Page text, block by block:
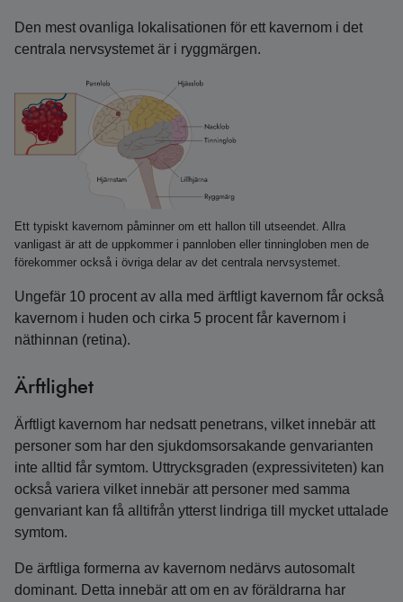
Den mest ovanliga lokalisationen för ett kavernom i det
centrala nervsystemet är i ryggmärgen.
Ett typiskt kavernom påminner om ett hallon till utseendet. Allra
vanligast är att de uppkommer i pannloben eller tinningloben men de
förekommer också i övriga delar av det centrala nervsystemet.
Ungefär 10 procent av alla med ärftligt kavernom får också
kavernom i huden och cirka 5 procent får kavernom i
näthinnan (retina).
Ärftlighet
Ärftligt kavernom har nedsatt penetrans, vilket innebär att
personer som har den sjukdomsorsakande genvarianten
inte alltid får symtom. Uttrycksgraden (expressiviteten) kan
också variera vilket innebär att personer med samma
genvariant kan få alltifrån ytterst lindriga till mycket uttalade
symtom.
De ärftliga formerna av kavernom nedärvs autosomalt
dominant. Detta innebär att om en av föräldrarna har